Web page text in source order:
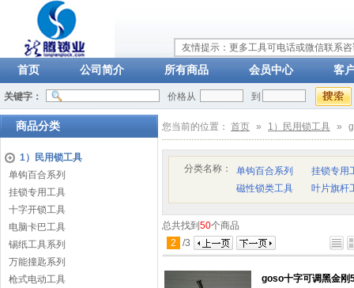
友情提示：更多工具可电话或微信联系
首页 公司简介 所有商品 会员中心 客
关键字： 价格从 到
商品分类
1）民用锁工具
单钩百合系列
挂锁专用工具
十字开锁工具
电脑卡巴工具
锡纸工具系列
万能撞匙系列
枪式电动工具
您当前的位置： 首页 » 1）民用锁工具 »
分类名称： 单钩百合系列
挂锁专用
磁性锁类工具
叶片旗杆
总共找到 50个商品
2
/3
goso十字可调黑金刚